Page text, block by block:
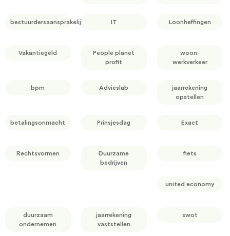
bestuurdersaansprakelijkheid IT Loonheffingen
Vakantiegeld
People planet
profit
woon-
werkverkeer
bpm Advieslab
jaarrekening
opstellen
betalingsonmacht Prinsjesdag Exact
Rechtsvormen
Duurzame
bedrijven
fiets
united economy
duurzaam
ondernemen
jaarrekening
vaststellen
swot